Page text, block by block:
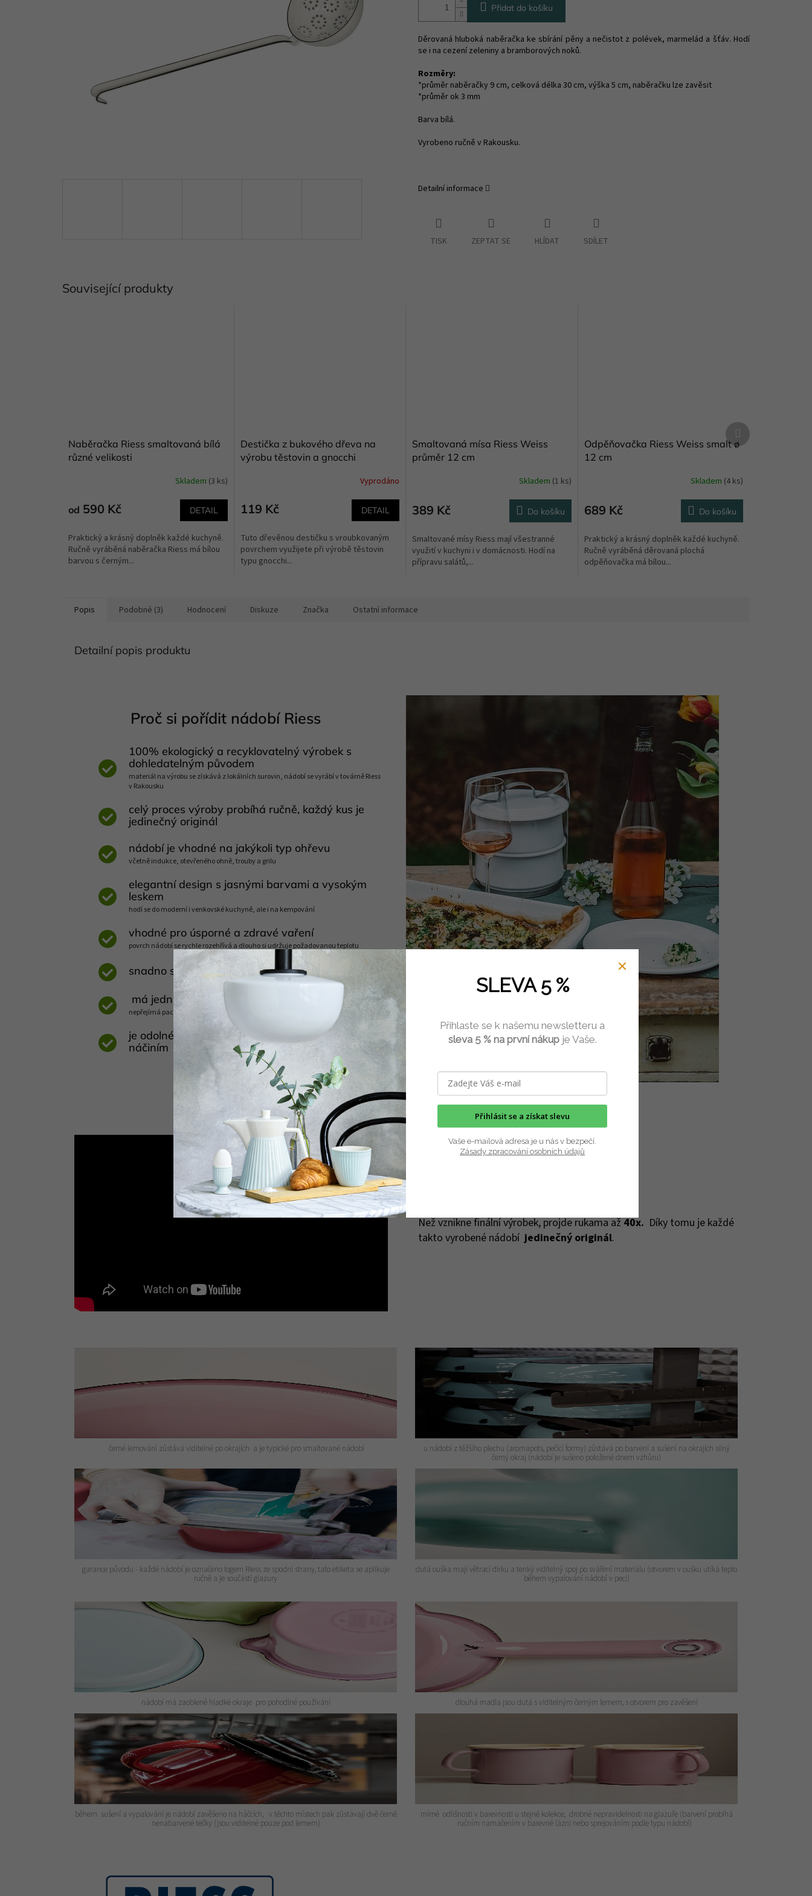
Přidat do košíku
Děrovaná hluboká naběračka ke sbírání pěny a nečistot z polévek, marmelád a šťáv. Hodí
se i na cezení zeleniny a bramborových noků.
Rozměry:
*průměr naběračky 9 cm, celková délka 30 cm, výška 5 cm, naběračku lze zavěsit
*průměr ok 3 mm
Barva bílá.
Vyrobeno ručně v Rakousku.
Detailní informace
TISK ZEPTAT SE HLÍDAT SDÍLET
Související produkty
Naběračka Riess smaltovaná bílá
různé velikosti
produktu
je
z
5
hvězdiček.
Skladem (3 ks)
od 590 Kč DETAIL
Praktický a krásný doplněk každé kuchyně.
Ručně vyráběná naběračka Riess má bílou
barvou s černým...
Destička z bukového dřeva na
výrobu těstovin a gnocchi
produktu
je
z
5
hvězdiček.
Vyprodáno
119 Kč DETAIL
Tuto dřevěnou destičku s vroubkovaným
povrchem využijete při výrobě těstovin
typu gnocchi...
Smaltovaná mísa Riess Weiss
průměr 12 cm
Skladem (1 ks)
389 Kč Do košíku
Smaltované mísy Riess mají všestranné
využití v kuchyni i v domácnosti. Hodí na
přípravu salátů,...
Odpěňovačka Riess Weiss smalt ø
12 cm
Skladem (4 ks)
689 Kč Do košíku
Praktický a krásný doplněk každé kuchyně.
Ručně vyráběná děrovaná plochá
odpěňovačka má bílou...
Další
produkt
Popis Podobné (3) Hodnocení Diskuze Značka Ostatní informace
Detailní popis produktu
Proč si pořídit nádobí Riess
100% ekologický a recyklovatelný výrobek s
dohledatelným původem
materiál na výrobu se získává z lokálních surovin, nádobí se vyrábí v továrně Riess
v Rakousku
celý proces výroby probíhá ručně, každý kus je
jedinečný originál
nádobí je vhodné na jakýkoli typ ohřevu
včetně indukce, otevřeného ohně, trouby a grilu
elegantní design s jasnými barvami a vysokým
leskem
hodí se do moderní i venkovské kuchyně, ale i na kempování
vhodné pro úsporné a zdravé vaření
povrch nádobí se rychle rozehřívá a dlouho si udržuje požadovanou teplotu
snadno se čistí, lze mýt v myčce nádobí
má jednolitý antibakteriální povrch bez pórů
nepřejímá pachy jiných potravin a mohou ho používat osoby alergické na nikl
je odolné proti poškrábání kovovým kuchyňským
náčiním
Než vznikne finální výrobek, projde rukama až 40x. Díky tomu je každé
takto vyrobené nádobíjedinečný originál.
černé lemování zůstává viditelné po okrajích a je typické pro smaltované nádobí
u nádobí z těžšího plechu (aromapots, pečící formy) zůstává po barvení a sušení na okrajích silný
černý okraj (nádobí je sušeno položené dnem vzhůru)
garance původu - každé nádobí je označeno logem Riess ze spodní strany, tato etiketa se aplikuje
ručně a je součástí glazury
dutá ouška mají větrací dírku a tenký viditelný spoj po sváření materiálu (otvorem v oušku utíká teplo
během vypalování nádobí v peci)
nádobí má zaoblené hladké okraje pro pohodlné používání dlouhá madla jsou dutá s viditelným černým lemem, s otvorem pro zavěšení
během sušení a vypalování je nádobí zavěšeno na háčcích, v těchto místech pak zůstávají dvě černé
nenabarvené tečky (jsou viditelné pouze pod lemem)
mírné odlišnosti v barevnosti u stejné kolekce, drobné nepravidelnosti na glazuře (barvení probíhá
ručním namáčením v barevné lázni nebo sprejováním podle typu nádobí)
SLEVA 5 %
Přihlaste se k našemu newsletteru a
sleva 5 % na první nákupje Vaše.
Přihlásit se a získat slevu
Vaše e-mailová adresa je u nás v bezpečí.
Zásady zpracování osobních údajů